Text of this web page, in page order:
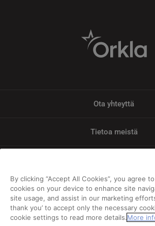
Ota yhteyttä
Tietoa meistä
Vastuu
Evästeiden ja henkilötietojen
By clicking “Accept All Cookies”, you agree
cookies on your device to enhance site
site usage, and assist in our marketing
thank you’ to accept only the necessary
cookie settings to read more details.More